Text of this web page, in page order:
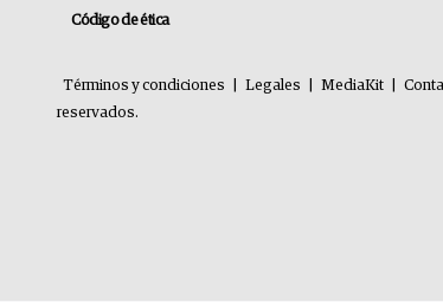
Código de ética
Términos y condiciones Legales MediaKit
reservados.